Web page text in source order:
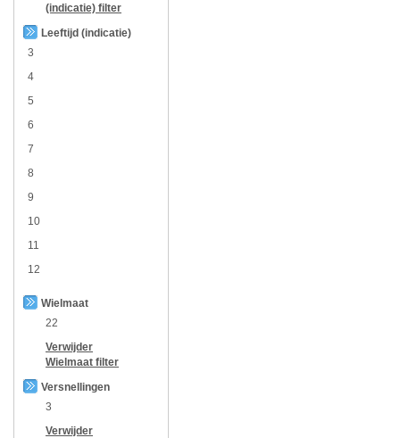
(indicatie) filter
Leeftijd (indicatie)
3
4
5
6
7
8
9
10
11
12
Wielmaat
22
Verwijder
Wielmaat filter
Versnellingen
3
Verwijder